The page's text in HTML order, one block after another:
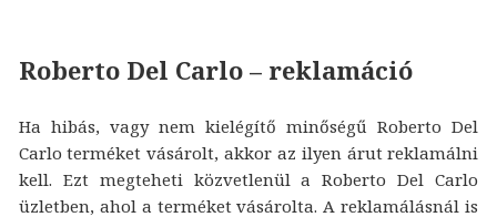
Roberto Del Carlo – reklamáció
Ha hibás, vagy nem kielégítő minőségű Roberto Del
Carlo terméket vásárolt, akkor az ilyen árut reklamálni
kell. Ezt megteheti közvetlenül a Roberto Del Carlo
üzletben, ahol a terméket vásárolta. A reklamálásnál is